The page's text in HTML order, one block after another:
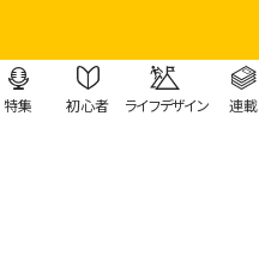
特集 初心者 ライフデザイン 連載